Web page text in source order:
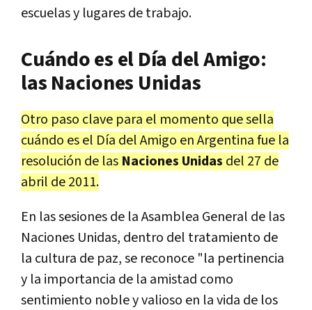
escuelas y lugares de trabajo.
Cuándo es el Día del Amigo:
las Naciones Unidas
Otro paso clave para el momento que sella
cuándo es el Día del Amigo en Argentina fue la
resolución de las Naciones Unidas del 27 de
abril de 2011.
En las sesiones de la Asamblea General de las
Naciones Unidas, dentro del tratamiento de
la cultura de paz, se reconoce "la pertinencia
y la importancia de la amistad como
sentimiento noble y valioso en la vida de los